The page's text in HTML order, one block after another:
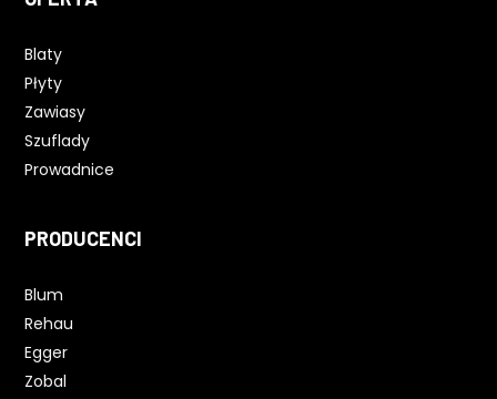
Blaty
Płyty
Zawiasy
Szuflady
Prowadnice
PRODUCENCI
Blum
Rehau
Egger
Zobal